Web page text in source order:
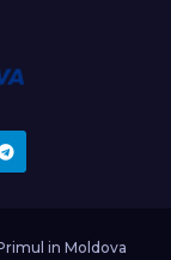
in Moldova